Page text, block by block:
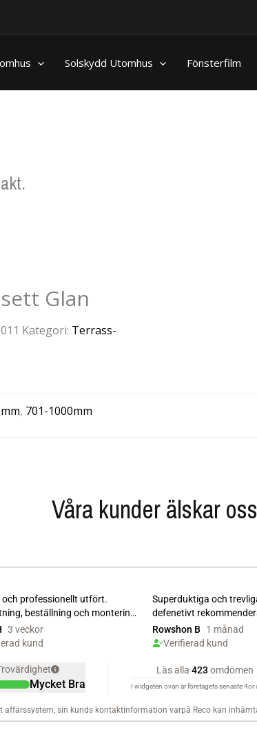
Solskydd Utomhus Fönsterfilm
Glan
Kategori: Terrass-
, 701-1000mm
Våra kunder älskar oss